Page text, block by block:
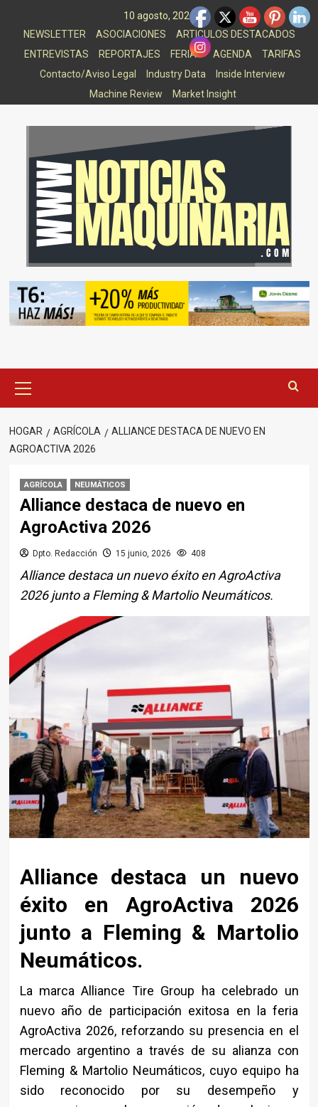
10 agosto, 2026
NEWSLETTER
ASOCIACIONES
ARTICULOS DESTACADOS
ENTREVISTAS
REPORTAJES FERIAS AGENDA
TARIFAS
Contacto/Aviso Legal
Industry Data
Inside Interview
Machine Review
Market Insight
principal
HOGAR AGRÍCOLA
ALLIANCE DESTACA DE NUEVO EN
AGROACTIVA 2026
AGRÍCOLA NEUMÁTICOS
Alliance destaca de nuevo en
AgroActiva 2026
Dpto. Redacción 15 junio, 2026 408
Alliance destaca un nuevo éxito en AgroActiva
2026 junto a Fleming & Martolio Neumáticos.
Alliance destaca un nuevo
éxito en AgroActiva 2026
junto a Fleming & Martolio
Neumáticos.
La marcaAlliance Tire Group ha celebrado un
nuevo año de participación exitosa en la feria
AgroActiva 2026, reforzando su presencia en el
mercado argentino a través de su alianza con
Fleming & Martolio Neumáticos, cuyo equipo ha
sido reconocido por su desempeño y